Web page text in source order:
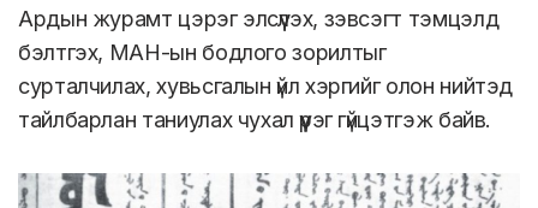
Ардын журамт цэрэг элсүүлэх, зэвсэгт тэмцэлд
бэлтгэх, МАН-ын бодлого зорилтыг
сурталчилах, хувьсгалын үйл хэргийг олон нийтэд
тайлбарлан таниулах чухал үүрэг гүйцэтгэж байв.